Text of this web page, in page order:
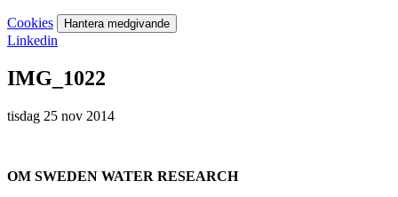
Cookies Hantera medgivande
Linkedin
IMG_1022
tisdag 25 nov 2014
OM SWEDEN WATER RESEARCH